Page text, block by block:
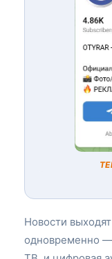
Новости
одновременно —